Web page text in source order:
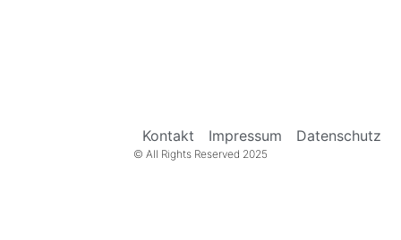
Kontakt Impressum Datenschutz
© All Rights Reserved 2025